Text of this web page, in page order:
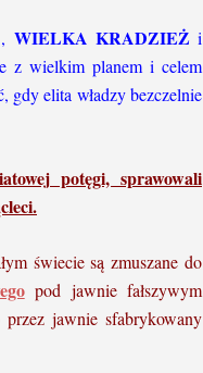
, WIELKA KRADZIEŻ i
z wielkim planem i celem
gdy elita władzy bezczelnie
potęgi, sprawowali
świecie są zmuszane do
pod jawnie fałszywym
przez jawnie sfabrykowany